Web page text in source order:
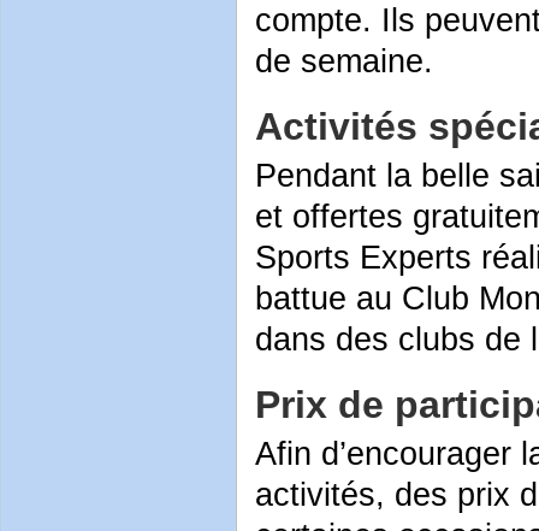
compte. Ils
de semaine.
Activités
Pendant la belle
et offertes
Sports Experts
battue au Club
dans des clubs de
Prix de
Afin d’encourager
activités, des prix